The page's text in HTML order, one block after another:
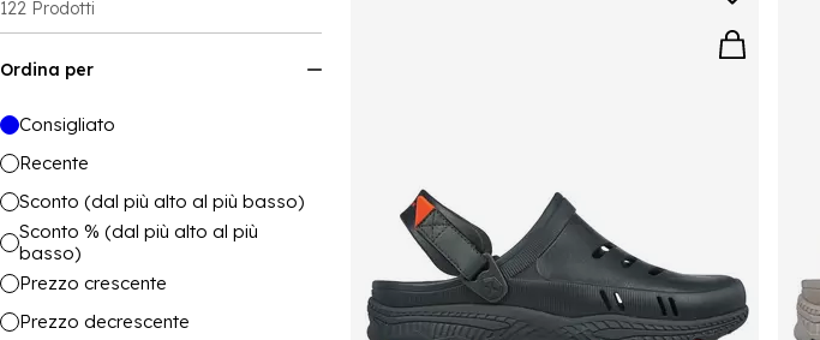
122 Prodotti
Ordina per
Consigliato
Recente
Sconto (dal più alto al più basso)
Sconto % (dal più alto al più
basso)
Prezzo crescente
Prezzo decrescente